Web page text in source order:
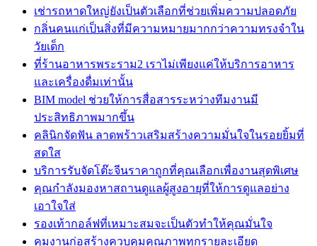
เช่ารถหาดใหญ่ยังเป็นตัวเลือกที่ช่วยเพิ่มความปลอดภัย
กลิ่นคนแก่เป็นสิ่งที่มีความหมายมากกว่าความทรงจำใน
วัยเด็ก
ที่ร้านอาหารพระราม2 เราไม่เพียงแค่ให้บริการอาหาร
และเครื่องดื่มเท่านั้น
BIM model ช่วยให้การสื่อสารระหว่างทีมงานมี
ประสิทธิภาพมากขึ้น
คลินิกจัดฟัน ลาดพร้าวเสริมสร้างความมั่นใจในรอยยิ้มที่
สดใส
บริการรับจัดโต๊ะจีนราคาถูกที่คุณเลือกเพื่องานสุดพิเศษ
คุณกำลังมองหาสถานดูแลผู้สูงอายุที่ให้การดูแลอย่าง
เอาใจใส่
รองเท้ากอล์ฟที่เหมาะสมจะเป็นตัวทำให้คุณมั่นใจ
คุมงานก่อสร้างควบคุมคุณภาพทุกรายละเอียด